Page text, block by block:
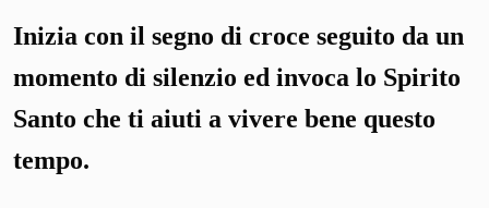
Inizia con il segno di croce seguito da un
momento di silenzio ed invoca lo Spirito
Santo che ti aiuti a vivere bene questo
tempo.